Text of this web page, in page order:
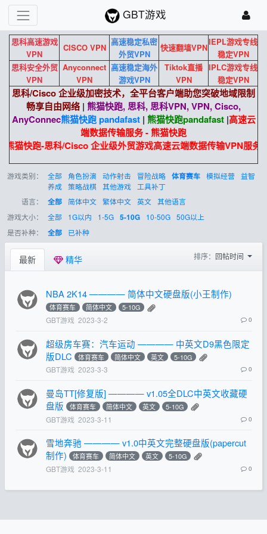
GBT游戏
思科高速游戏
VPN
CISCO VPN
高速稳定私密
外贸VPN
快速翻墙VPN
IEPL游戏专线
稳定VPN
思科安全外贸
VPN
Anyconnect
VPN
高速稳定海外
游戏VPN
Tiktok直播
VPN
IPLC游戏专线
稳定VPN
思科/Cisco 企业级加密技术，全平台客户端助您突破地域限制
畅享自由网络 | 熊猫快跑, 思科, 思科VPN, VPN, Cisco,
AnyConnec熊猫快跑 pandafast| 熊猫快跑pandafast|高速云
端数据传输服务 - 熊猫快跑
熊猫快跑-思科/Cisco 企业级外贸游戏高速云端数据传输VPN服务
游戏类别： 全部 角色扮演 动作射击 冒险战略 体育赛车 模拟经营 益智
养成 策略战棋 其他游戏
工具补丁
语言：
全部 简体中文 繁体中文 英文 其他语言
游戏大小：
全部 1G以内 1-5G 5-10G 10-50G 50G以上
是否补种：
全部 已补种
最新 精华 排序： 回帖时间
NBA 2K14 ———— 简体中文硬盘版(小王制作)
体育赛车 简体中文 5-10G
GBT游戏 2023-3-2 0
超级房车赛：汽车运动 ———— 中英文D9黑色限定
版DLC
体育赛车 简体中文 英文 5-10G
GBT游戏 2023-3-3 0
曼岛TT[修复版] ———— v1.05全DLC中英文收藏硬
盘版
体育赛车 简体中文 英文 5-10G
GBT游戏 2023-3-11 0
雪地奔驰 ———— v1.0中英文完整硬盘版(papercut
制作)
体育赛车 简体中文 英文 5-10G
GBT游戏 2023-3-11 0